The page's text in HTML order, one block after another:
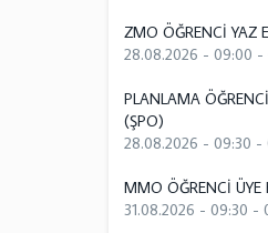
ZMO ÖĞRENCİ YAZ
28.08.2026 - 09:00 -
PLANLAMA
(ŞPO)
28.08.2026 - 09:30 -
MMO ÖĞRENCİ ÜYE
31.08.2026 - 09:30 -